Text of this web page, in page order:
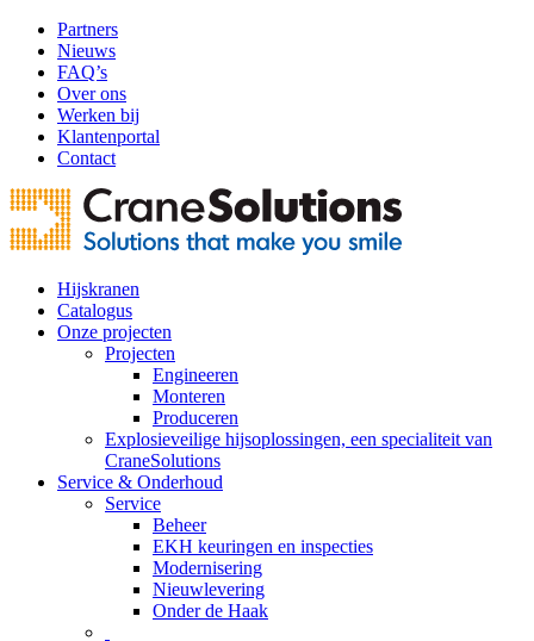
Partners
Nieuws
FAQ’s
Over ons
Werken bij
Klantenportal
Contact
Hijskranen
Catalogus
Onze projecten
Projecten
Engineeren
Monteren
Produceren
Explosieveilige hijsoplossingen, een specialiteit van
CraneSolutions
Service & Onderhoud
Service
Beheer
EKH keuringen en inspecties
Modernisering
Nieuwlevering
Onder de Haak